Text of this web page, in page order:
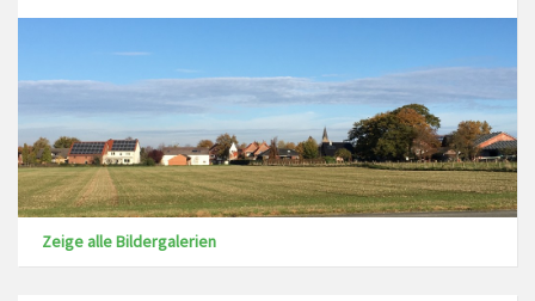
Zeige alle Bildergalerien